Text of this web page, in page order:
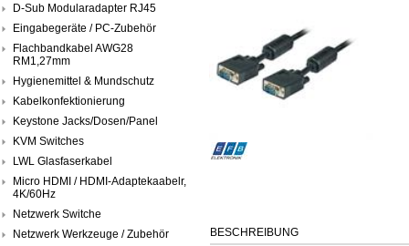
D-Sub Modularadapter RJ45
Eingabegeräte / PC-Zubehör
Flachbandkabel AWG28
RM1,27mm
Hygienemittel & Mundschutz
Kabelkonfektionierung
Keystone Jacks/Dosen/Panel
KVM Switches
LWL Glasfaserkabel
Micro HDMI / HDMI-Adaptekaabelr,
4K/60Hz
Netzwerk Switche
Netzwerk Werkzeuge / Zubehör
BESCHREIBUNG